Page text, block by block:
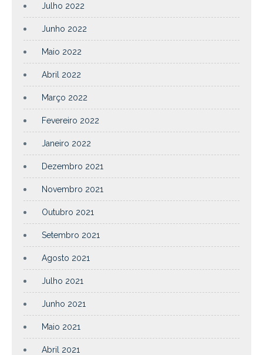
Julho 2022
Junho 2022
Maio 2022
Abril 2022
Março 2022
Fevereiro 2022
Janeiro 2022
Dezembro 2021
Novembro 2021
Outubro 2021
Setembro 2021
Agosto 2021
Julho 2021
Junho 2021
Maio 2021
Abril 2021